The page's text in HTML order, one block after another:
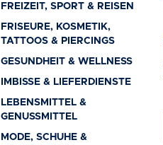
FREIZEIT, SPORT & REISEN
FRISEURE, KOSMETIK,
TATTOOS & PIERCINGS
GESUNDHEIT & WELLNESS
IMBISSE & LIEFERDIENSTE
LEBENSMITTEL &
GENUSSMITTEL
MODE, SCHUHE &